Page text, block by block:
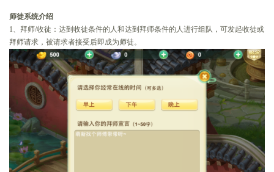
师徒系统介绍
1、拜师/收徒：达到收徒条件的人和达到拜师条件的人进行组队，可发起收徒或
拜师请求，被请求者接受后即成为师徒。